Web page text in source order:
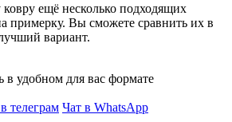
ещё несколько подходящих
примерку. Вы сможете сравнить их в
вариант.
удобном для вас формате
телеграм Чат в WhatsApp